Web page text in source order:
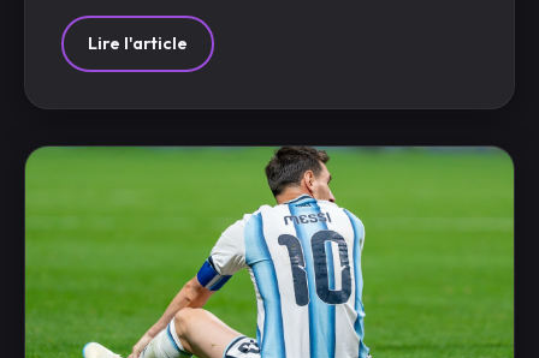
Lire l'article